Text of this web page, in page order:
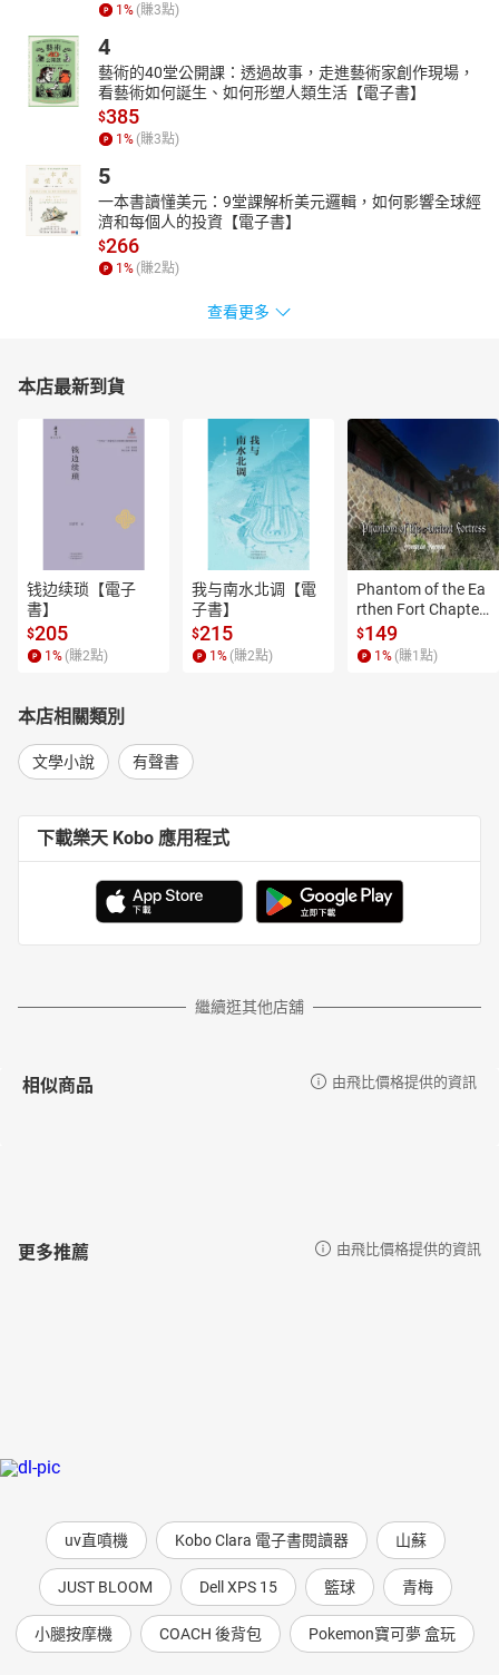
1 % (賺3點)
4
藝術的40堂公開課：透過故事，走進藝術家創作現場，
看藝術如何誕生、如何形塑人類生活【電子書】
$385
1 % (賺3點)
5
一本書讀懂美元：9堂課解析美元邏輯，如何影響全球經
濟和每個人的投資【電子書】
$266
1 % (賺2點)
查看更多
本店最新到貨
钱边续琐【電子
書】
$205
1 % (賺2點)
我与南水北调【電
子書】
$215
1 % (賺2點)
Phantom of the Ea
rthen Fort Chapter
4【有聲書】
$149
1 % (賺1 點)
本店相關類別
文學小說 有聲書
下載樂天 Kobo 應用程式
繼續逛其他店舖
相似商品 由飛比價格提供的資訊
更多推薦 由飛比價格提供的資訊
uv直噴機 Kobo Clara 電子書閱讀器 山蘇
JUST BLOOM Dell XPS 15 籃球 青梅
小腿按摩機 COACH 後背包 Pokemon寶可夢 盒玩